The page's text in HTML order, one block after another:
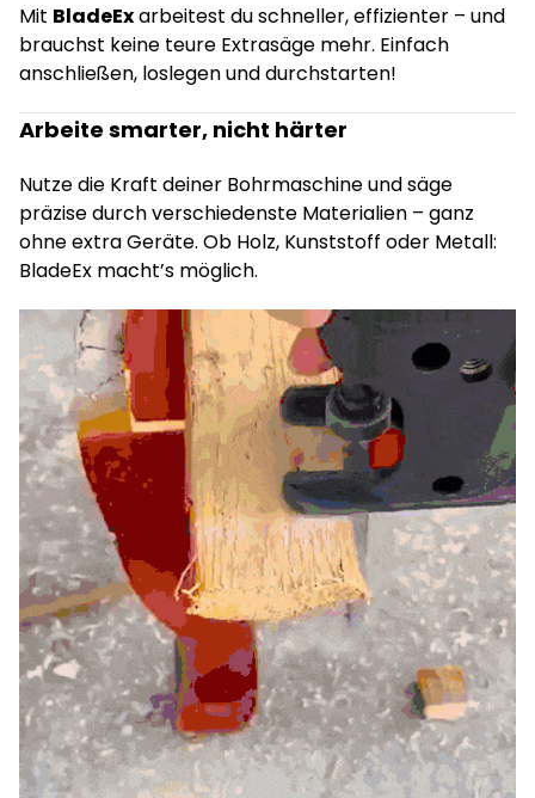
Mit BladeExarbeitest du schneller, effizienter – und
brauchst keine teure Extrasäge mehr. Einfach
anschließen, loslegen und durchstarten!
Arbeite smarter, nicht härter
Nutze die Kraft deiner Bohrmaschine und säge
präzise durch verschiedenste Materialien – ganz
ohne extra Geräte. Ob Holz, Kunststoff oder Metall:
BladeEx macht’s möglich.